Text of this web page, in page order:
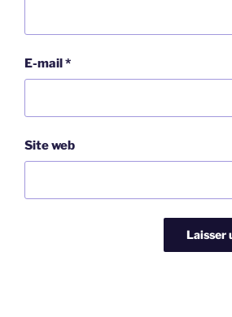
E-mail*
Site web